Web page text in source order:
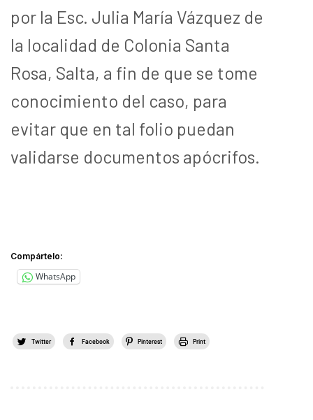
por la Esc. Julia María Vázquez de
la localidad de Colonia Santa
Rosa, Salta, a fin de que se tome
conocimiento del caso, para
evitar que en tal folio puedan
validarse documentos apócrifos.
Compártelo:
WhatsApp
Twitter Facebook Pinterest Print